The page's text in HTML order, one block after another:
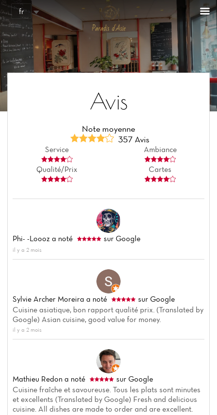
fr
Avis
Note moyenne
357 Avis
Service Ambiance
Qualité/Prix Cartes
Phi- -loooz a noté sur Google
il y a 2 mois
Sylvie Archer Moreira a noté
sur Google
Cuisine asiatique, bon rapport qualité prix. (Translated by
Google) Asian cuisine, good value for money.
il y a 2 mois
Mathieu Redon a noté
sur Google
Cuisine fraîche et savoureuse. Tous les plats sont minutes
et excellents (Translated by Google) Fresh and delicious
cuisine. All dishes are made to order and are excellent.